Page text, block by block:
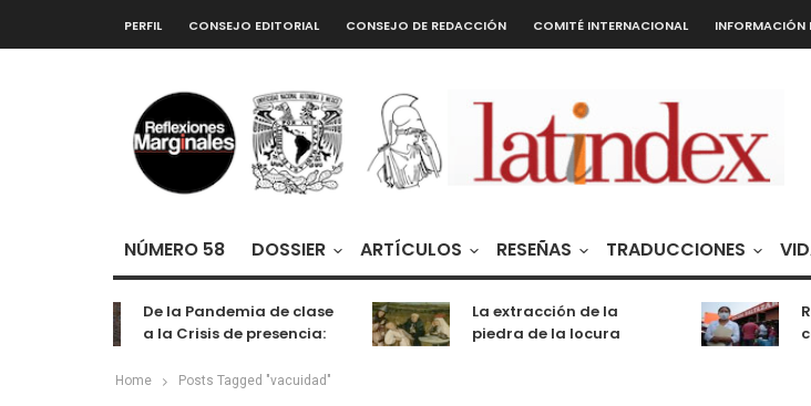
PERFIL CONSEJO EDITORIAL CONSEJO DE REDACCIÓN COMITÉ INTERNACIONAL INFORMACIÓN
NÚMERO 58 DOSSIER ARTÍCULOS RESEÑAS TRADUCCIONES
De la Pandemia de clase
a la Crisis de presencia:
entretenimiento
La extracción de la
piedra de la locura
Home Posts Tagged "vacuidad"